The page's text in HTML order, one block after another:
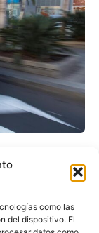
como las
del dispositivo. El